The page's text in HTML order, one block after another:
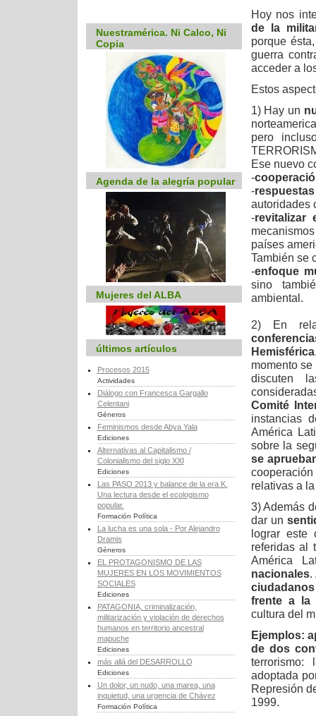
Nuestramérica. Ni Calco, Ni
Copia
Agenda de la alegría popular
Mujeres del ALBA
últimos artículos
Procesos 2015
Actividades
Diálogo con Francesca Gargallo
Celentani
Géneros
Feminismos desde Abya Yala
Ediciones
Alternativas al Capitalismo /
Colonialismo del siglo XXI
Ediciones
Las PASO 2013 y balance de la era K.
Una lectura desde el ecologismo
popular.
Formación Política
La lucha es una sola - Por Alejandro
Dramis
Géneros
EL PROTAGONISMO DE LAS
MUJERES EN LOS MOVIMIENTOS
SOCIALES
Ediciones
PATAGONIA, criminalización,
militarización y violación de derechos
humanos en territorio ancestral
mapuche
Ediciones
más allá del DESARROLLO
Ediciones
Un dolor, un nudo, una marea, una
inquietud, una urgencia de Chávez
Formación Política
Hoy nos
de la
porque
guerra
acceder a
Estos
1) Hay un
pero
Ese nuevo
-
-
autoridades
-revitalizar
países
También se
-enfoque
sino
ambiental.
2) En
Hemisférica
momento
discuten
Comité
instancias
América
sobre la
se
relativas a
3) Además
dar un
lograr
referidas al
América
nacionales.
ciudadanos
frente a la
cultura del
Ejemplos:
de dos
terrorismo:
adoptada
Represión
1999.